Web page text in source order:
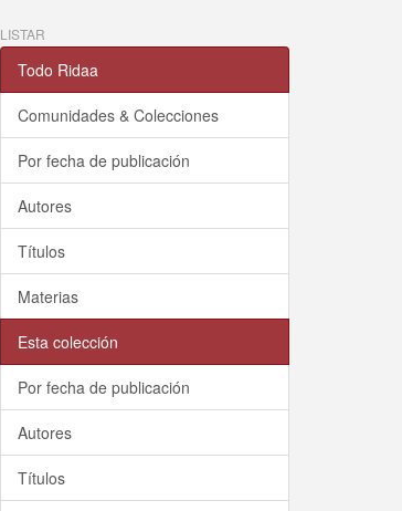
LISTAR
Todo Ridaa
Comunidades & Colecciones
Por fecha de publicación
Autores
Títulos
Materias
Esta colección
Por fecha de publicación
Autores
Títulos